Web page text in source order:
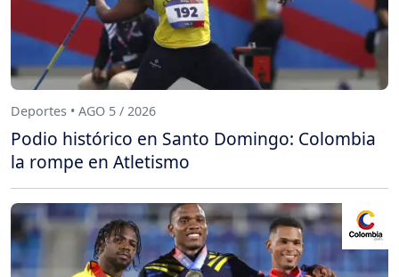
Deportes • AGO 5 / 2026
Podio histórico en Santo Domingo: Colombia
la rompe en Atletismo